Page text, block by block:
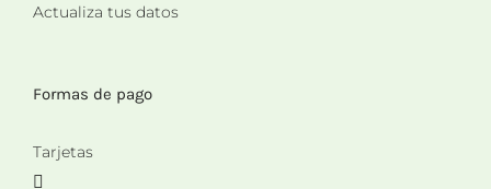
Actualiza tus datos
Formas de pago
Tarjetas